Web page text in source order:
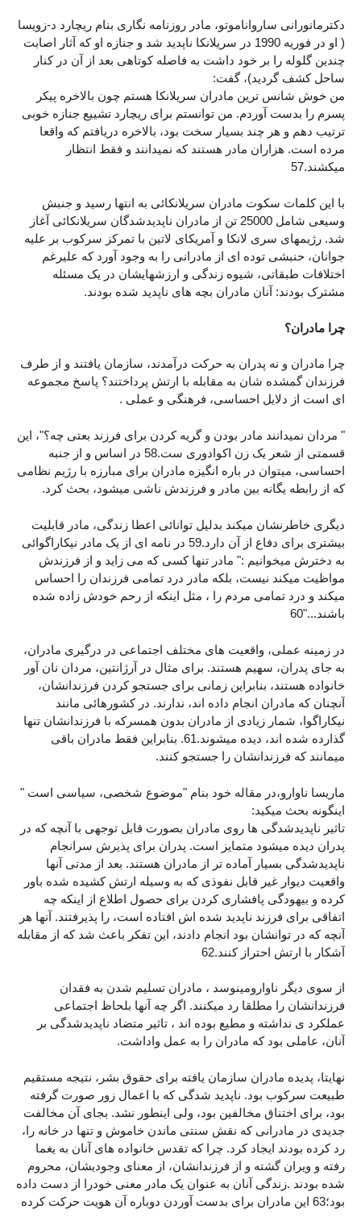
دکترمانورانی سارواناموتو، مادر روزنامه نگاری بنام ریچارد د-زویسا
( او در فوریه 1990 در سریلانکا ناپدید شد و جنازه او که آثار اصابت
چندین گلوله را بر خود داشت به فاصله کوتاهی بعد از آن در کنار
ساحل کشف گردید)، گفت:
من خوش شانس ترین مادران سریلانکا هستم چون بالاخره پیکر
پسرم را بدست آوردم. من توانستم برای ریچارد تشییع جنازه خوبی
ترتیب دهم و هر چند بسیار سخت بود، بالاخره دریافتم که واقعا
مرده است. هزاران مادر هستند که نمیدانند و فقط انتظار
میکشند.57
با این کلمات سکوت مادران سریلانکائی به انتها رسید و جنبش
وسیعی شامل 25000 تن از مادران ناپدیدشدگان سریلانکائی آغاز
شد. رژیمهای سری لانکا و آمریکای لاتین با تمرکز سرکوب بر علیه
جوانان، حنبشی توده ای از مادرانی را به وجود آورد که علیرغم
اختلافات طبقاتی، شیوه زندگی و ارزشهایشان در یک مسئله
مشترک بودند: آنان مادران بچه های ناپدید شده بودند.
چرا مادران؟
چرا مادران و نه پدران به حرکت درآمدند، سازمان یافتند و از طرف
فرزندان گمشده شان به مقابله با ارتش پرداختند؟ پاسخ مجموعه
ای است از دلایل احساسی، فرهنگی و عملی .
" مردان نمیدانند مادر بودن و گریه کردن برای فرزند بعتی چه؟"، این
قسمتی از شعر یک زن اکوادوری ست.58 در اساس و از جنبه
احساسی، میتوان در باره انگیزه مادران برای مبارزه با رژیم نظامی
که از رابطه یگانه بین مادر و فرزندش ناشی میشود، بحث کرد.
دیگری خاطرنشان میکند بدلیل توانائی اعطا زندگی، مادر قابلیت
بیشتری برای دفاع از آن دارد.59 در نامه ای از یک مادر نیکاراگوائی
به دخترش میخوانیم :" مادر تنها کسی که می زاید و از فرزندش
مواظیت میکند نیست، بلکه مادر درد تمامی فرزندان را احساس
میکند و درد تمامی مردم را ، مثل اینکه از رحم خودش زاده شده
باشند..."60
در زمینه عملی، واقعیت های مختلف اجتماعی در درگیری مادران،
به جای پدران، سهیم هستند. برای مثال در آرژانتین، مردان نان آور
خانواده هستند، بنابراین زمانی برای جستجو کردن فرزندانشان،
آنچنان که مادران انجام داده اند، ندارند. در کشورهائی مانند
نیکاراگوا، شمار زیادی از مادران بدون همسرکه با فرزندانشان تنها
گذارده شده اند، دیده میشوند.61. بنابراین فقط مادران باقی
میمانند که فرزندانشان را جستجو کنند.
ماریسا ناوارو،در مقاله خود بنام "موضوع شخصی، سیاسی است "
اینگونه بحث میکید:
تاثیر ناپدیدشدگی ها روی مادران بصورت قابل توجهی با آنچه که در
پدران دیده میشود متمایز است. پدران برای پذیرش سرانجام
ناپدیدشدگی بسیار آماده تر از مادران هستند. بعد از مدتی آنها
واقعیت دیوار غیر قابل نفوذی که به وسیله ارتش کشیده شده باور
کرده و بیهودگی پافشاری کردن برای حصول اطلاع از اینکه چه
اتفاقی برای فرزند ناپدید شده اش افتاده است، را پذیرفتند. آنها هر
آنچه که در توانشان بود انجام دادند، این تفکر باعث شد که از مقابله
آشکار با ارتش احتراز کنند.62
از سوی دیگر ناوارومینوسد ، مادران تسلیم شدن به فقدان
فرزندانشان را مطلقا رد میکنند. اگر چه آنها بلحاظ اجتماعی
عملکرد ی نداشته و مطیع بوده اند ، تاثیر متضاد ناپدیدشدگی بر
آنان، عاملی بود که مادران را به عمل واداشت.
نهایتا، پدیده مادران سازمان یافته برای حقوق بشر، نتیجه مستقیم
طبیعت سرکوب بود. ناپدید شدگی که با اعمال زور صورت گرفته
بود، برای اختناق مخالفین بود، ولی اینطور نشد. بجای آن مخالفت
جدیدی در مادرانی که نقش سنتی ماندن خاموش و تنها در خانه را،
رد کرده بودند ایجاد کرد. چرا که تقدس خانواده های آنان به یغما
رفته و ویران گشته و از فرزندانشان، از معنای وجودیشان، محروم
شده بودند .زندگی آنان به عنوان یک مادر معنی خودرا از دست داده
بود؛63 این مادران برای بدست آوردن دوباره آن هویت حرکت کرده